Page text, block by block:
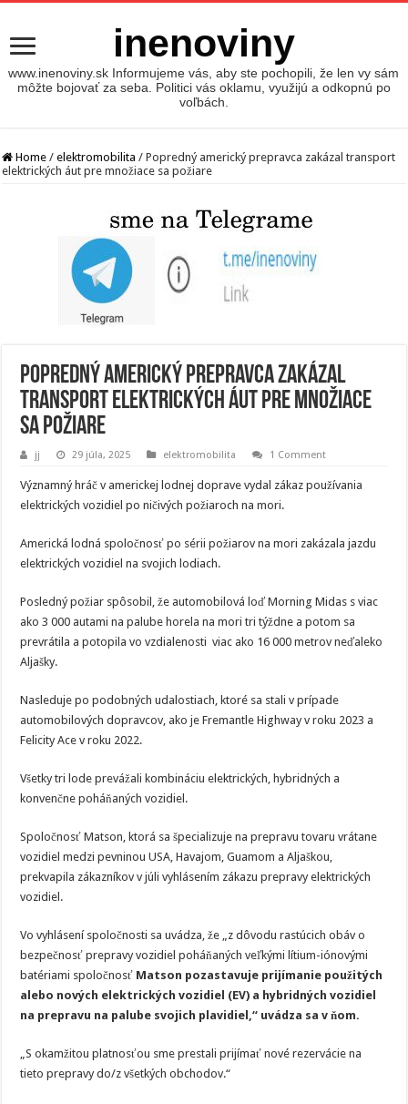
inenoviny
www.inenoviny.sk Informujeme vás, aby ste pochopili, že len vy sám
môžte bojovať za seba. Politici vás oklamu, využijú a odkopnú po
voľbách.
Home / elektromobilita / Popredný americký prepravca zakázal transport
elektrických áut pre množiace sa požiare
Popredný americký prepravca zakázal
transport elektrických áut pre množiace
sa požiare
jj 29 júla, 2025 elektromobilita 1 Comment
Významný hráč v americkej lodnej doprave vydal zákaz používania
elektrických vozidiel po ničivých požiaroch na mori.
Americká lodná spoločnosť po sérii požiarov na mori zakázala jazdu
elektrických vozidiel na svojich lodiach.
Posledný požiar spôsobil, že automobilová loď Morning Midas s viac
ako 3 000 autami na palube horela na mori tri týždne a potom sa
prevrátila a potopila vo vzdialenosti viac ako 16 000 metrov neďaleko
Aljašky.
Nasleduje po podobných udalostiach, ktoré sa stali v prípade
automobilových dopravcov, ako je Fremantle Highway v roku 2023 a
Felicity Ace v roku 2022.
Všetky tri lode prevážali kombináciu elektrických, hybridných a
konvenčne poháňaných vozidiel.
Spoločnosť Matson, ktorá sa špecializuje na prepravu tovaru vrátane
vozidiel medzi pevninou USA, Havajom, Guamom a Aljaškou,
prekvapila zákazníkov v júli vyhlásením zákazu prepravy elektrických
vozidiel.
Vo vyhlásení spoločnosti sa uvádza, že „z dôvodu rastúcich obáv o
bezpečnosť prepravy vozidiel poháňaných veľkými lítium-iónovými
batériami spoločnosť Matson pozastavuje prijímanie použitých
alebo nových elektrických vozidiel (EV) a hybridných vozidiel
na prepravu na palube svojich plavidiel,“ uvádza sa v ňom.
„S okamžitou platnosťou sme prestali prijímať nové rezervácie na
tieto prepravy do/z všetkých obchodov.“